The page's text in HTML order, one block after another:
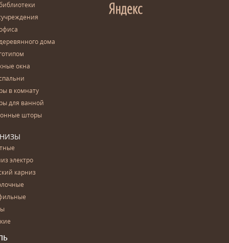
дома
окна
в комнату
для ванной
шторы
электро
карниз